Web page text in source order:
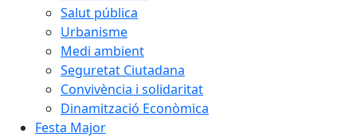
Salut pública
Urbanisme
Medi ambient
Seguretat Ciutadana
Convivència i solidaritat
Dinamització Econòmica
Festa Major